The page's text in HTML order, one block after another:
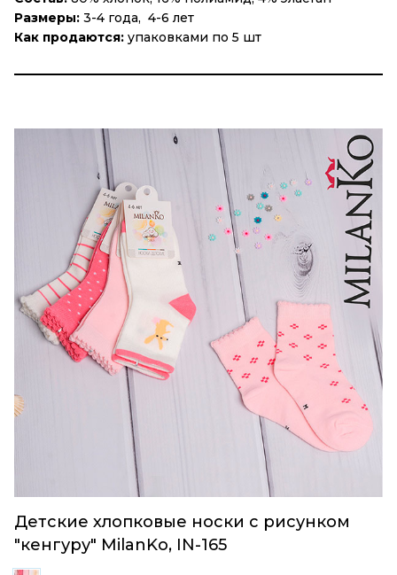
Размеры: 3-4 года, 4-6 лет
Как продаются: упаковками по 5 шт
Детские хлопковые носки с рисунком
"кенгуру" MilanKo, IN-165